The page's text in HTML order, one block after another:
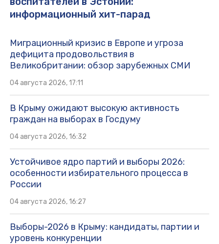
информационный хит-парад
Миграционный кризис в Европе и угроза
дефицита продовольствия в
Великобритании: обзор зарубежных СМИ
04 августа 2026, 17:11
В Крыму ожидают высокую активность
граждан на выборах в Госдуму
04 августа 2026, 16:32
Устойчивое ядро партий и выборы 2026:
особенности избирательного процесса в
России
04 августа 2026, 16:27
Выборы-2026 в Крыму: кандидаты, партии и
уровень конкуренции